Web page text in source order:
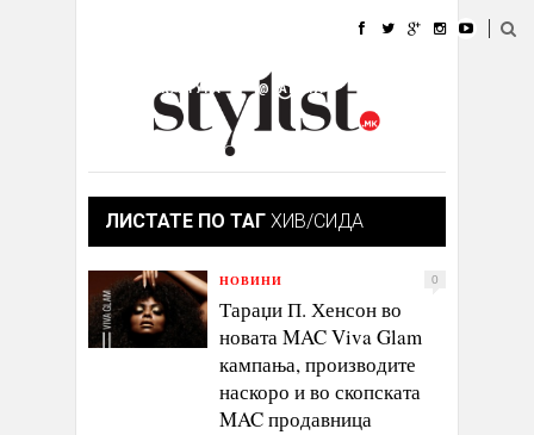
УБАВИНА
КУЛТУРА @РАБОТА
ИЗЛОГ
ЛИСТАТЕ ПО ТАГ ХИВ/СИДА
НОВИНИ 0
Тараџи П. Хенсон во
новата MAC Viva Glam
кампања, производите
наскоро и во скопската
MAC продавница